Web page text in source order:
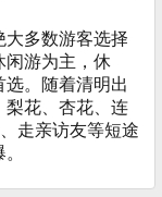
大多数游客选择
闲游为主，休
。随着清明出
梨花、杏花、连
走亲访友等短途